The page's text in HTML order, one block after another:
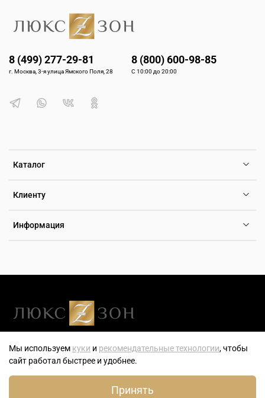
Каталог
Клиенту
Информация
8 (499) 277-29-81
г. Москва, 3-я улица Ямского Поля, 28
8 (800) 600-98-85
С 10:00 до 20:00
Люксзон — генеральный розничный партнер компании ТБН-
Тайм — эксклюзивного дистрибьютора часов, ювелирных
Мы используем куки и рекомендательные технологии, чтобы
сайт работал быстрее и удобнее.
Принять